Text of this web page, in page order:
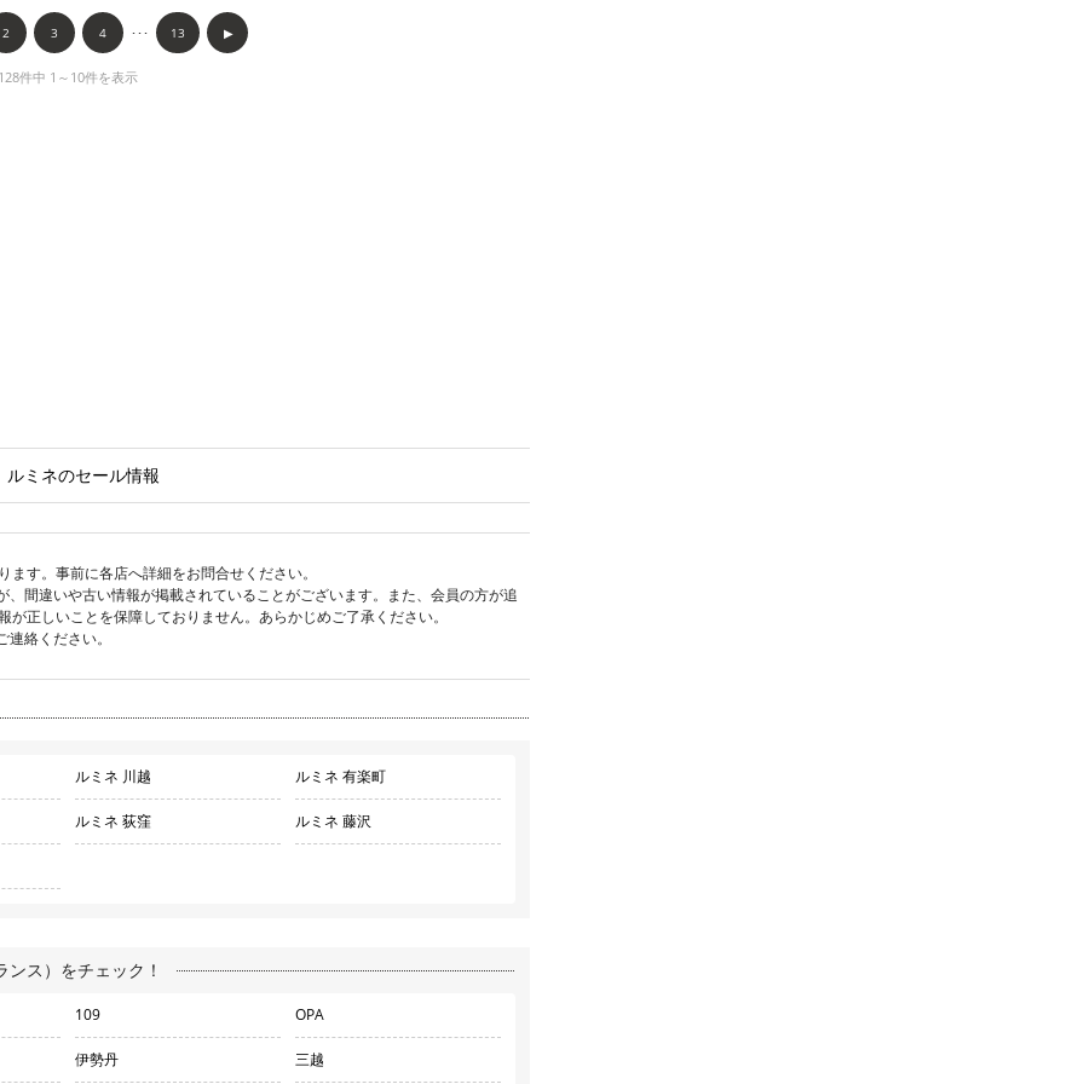
2 3 4 ･･･ 13 ▶︎
件中 1～10件を表示
ルミネのセール情報
す。事前に各店へ詳細をお問合せください。
間違いや古い情報が掲載されていることがございます。また、会員の方が追
正しいことを保障しておりません。あらかじめご了承ください。
絡ください。
ルミネ 川越 ルミネ 有楽町
ルミネ 荻窪 ルミネ 藤沢
ス）をチェック！
109 OPA
伊勢丹 三越